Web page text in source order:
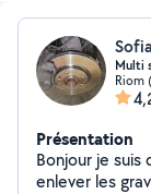
Multi
Riom
Présentation
Bonjour je
enlever les